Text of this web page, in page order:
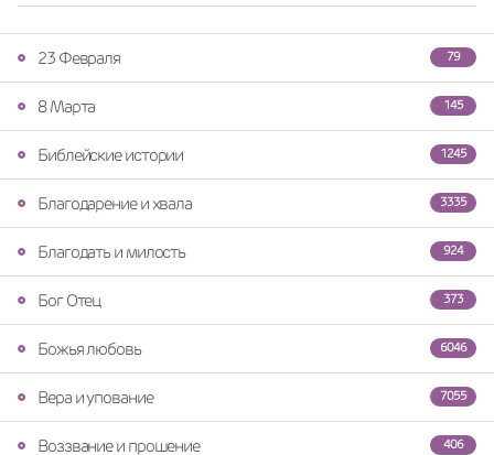
79
23 Февраля
145
8 Марта
1245
Библейские истории
3335
Благодарение и хвала
924
Благодать и милость
373
Бог Отец
6046
Божья любовь
7055
Вера и упование
406
Воззвание и прошение